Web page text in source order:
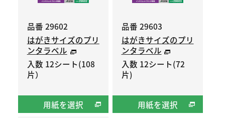
品番 29602
はがきサイズのプリ
ンタラベル
入数 12シート(108
片）
用紙を選択
品番 29603
はがきサイズのプリ
ンタラベル
入数 12シート(72
片)
用紙を選択